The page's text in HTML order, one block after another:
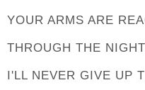
YOUR ARMS ARE
THROUGH THE NIGHT
I'LL NEVER GIVE UP